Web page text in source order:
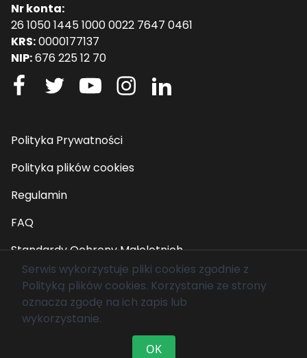
Nr konta:
26 1050 1445 1000 0022 7647 0461
KRS:0000177137
NIP:676 225 12 70
Polityka Prywatności
Polityka plików cookies
Regulamin
FAQ
Standardy Ochrony Małoletnich
© 2026 Fundacja Mam Marzenie. Wszelkie prawa
zastrzeżone.
Serwis wykorzystuje pliki cookies zgodnie z
Polityką plików cookies. Korzystanie ze strony
oznacza zgodę na ich zapis lub
wykorzystanie.
OK